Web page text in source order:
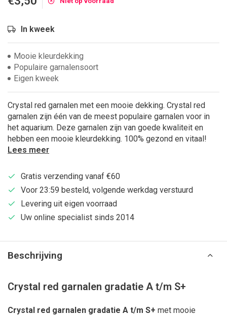
In kweek
Mooie kleurdekking
Populaire garnalensoort
Eigen kweek
Crystal red garnalen met een mooie dekking. Crystal red
garnalen zijn één van de meest populaire garnalen voor in
het aquarium. Deze garnalen zijn van goede kwaliteit en
hebben een mooie kleurdekking. 100% gezond en vitaal!
Lees meer
Gratis verzending vanaf €60
Voor 23:59 besteld, volgende werkdag verstuurd
Levering uit eigen voorraad
Uw online specialist sinds 2014
Beschrijving
Crystal red garnalen gradatie A t/m S+
Crystal red garnalen gradatie A t/m S+ met mooie